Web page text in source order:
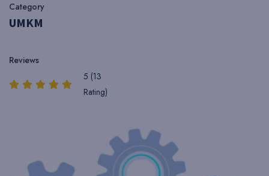
Category
UMKM
Reviews
5 (13
Rating)